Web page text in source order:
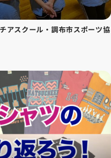
スクール・調布市スポーツ協